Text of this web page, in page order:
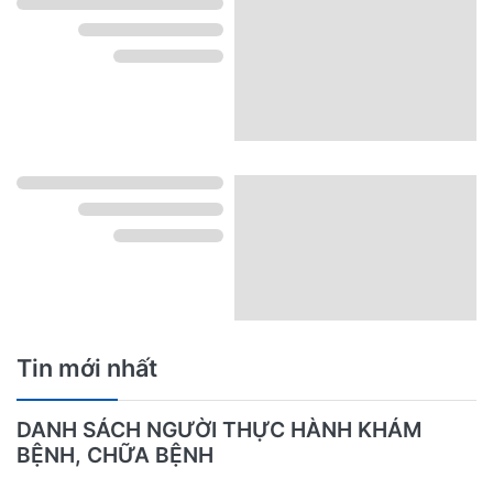
Tin mới nhất
DANH SÁCH NGƯỜI THỰC HÀNH KHÁM
BỆNH, CHỮA BỆNH